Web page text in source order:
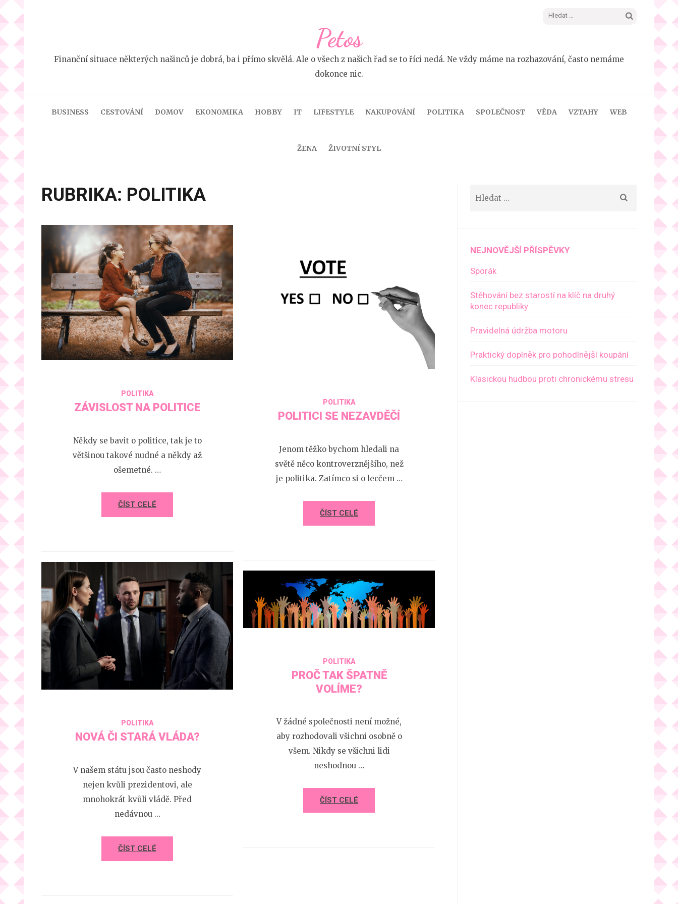
obsah
Vyhledávání
Petos
Finanční situace některých našinců je dobrá, ba i přímo skvělá. Ale o všech z našich řad se to říci nedá. Ne vždy máme na rozhazování, často nemáme
dokonce nic.
BUSINESS CESTOVÁNÍ DOMOV EKONOMIKA HOBBY IT LIFESTYLE NAKUPOVÁNÍ POLITIKA SPOLEČNOST VĚDA VZTAHY WEB
ŽENA ŽIVOTNÍ STYL
RUBRIKA: POLITIKA
POLITIKA
ZÁVISLOST NA POLITICE
Někdy se bavit o politice, tak je to
většinou takové nudné a někdy až
ošemetné. …
ČÍST CELÉ
POLITIKA
POLITICI SE NEZAVDĚČÍ
Jenom těžko bychom hledali na
světě něco kontroverznějšího, než
je politika. Zatímco si o lecčem …
ČÍST CELÉ
POLITIKA
NOVÁ ČI STARÁ VLÁDA?
V našem státu jsou často neshody
nejen kvůli prezidentovi, ale
mnohokrát kvůli vládě. Před
nedávnou …
ČÍST CELÉ
POLITIKA
PROČ TAK ŠPATNĚ
VOLÍME?
V žádné společnosti není možné,
aby rozhodovali všichni osobně o
všem. Nikdy se všichni lidi
neshodnou …
ČÍST CELÉ
NEJNOVĚJŠÍ PŘÍSPĚVKY
Sporák
Stěhování bez starostí na klíč na druhý
konec republiky
Pravidelná údržba motoru
Praktický doplněk pro pohodlnější koupání
Klasickou hudbou proti chronickému stresu